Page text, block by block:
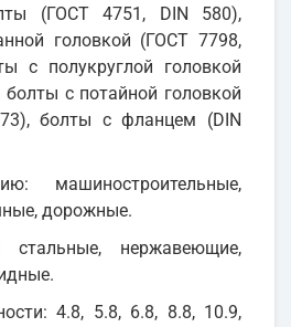
(ГОСТ 4751, DIN 580),
головкой (ГОСТ 7798,
с полукруглой головкой
с потайной головкой
болты с фланцем (DIN
машиностроительные,
дорожные.
нержавеющие,
4.8, 5.8, 6.8, 8.8, 10.9,